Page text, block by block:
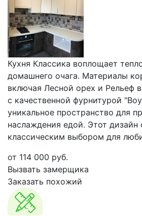
Кухня Классика воплощает
домашнего очага. Материалы
включая Лесной орех и Рельеф
с качественной фурнитурой
уникальное пространство для
наслаждения едой. Этот дизайн
классическим выбором для
от 114 000 руб.
Вызвать замерщика
Заказать похожий